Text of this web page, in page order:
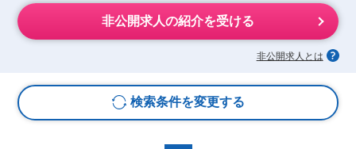
非公開求人の紹介を受ける
非公開求人とは
検索条件を変更する